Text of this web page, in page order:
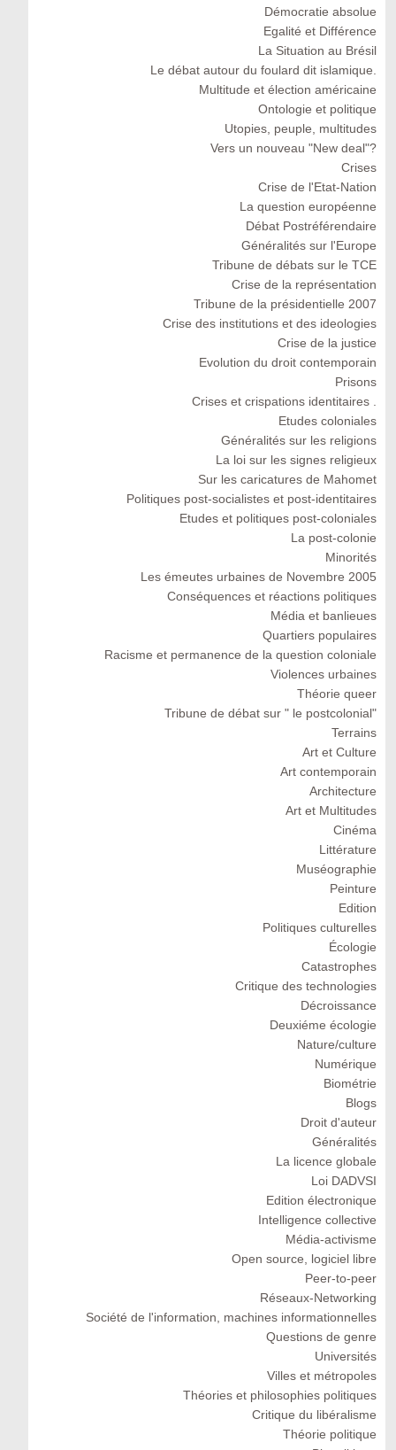
Démocratie absolue
Egalité et Différence
La Situation au Brésil
Le débat autour du foulard dit islamique.
Multitude et élection américaine
Ontologie et politique
Utopies, peuple, multitudes
Vers un nouveau "New deal"?
Crises
Crise de l'Etat-Nation
La question européenne
Débat Postréférendaire
Généralités sur l'Europe
Tribune de débats sur le TCE
Crise de la représentation
Tribune de la présidentielle 2007
Crise des institutions et des ideologies
Crise de la justice
Evolution du droit contemporain
Prisons
Crises et crispations identitaires .
Etudes coloniales
Généralités sur les religions
La loi sur les signes religieux
Sur les caricatures de Mahomet
Politiques post-socialistes et post-identitaires
Etudes et politiques post-coloniales
La post-colonie
Minorités
Les émeutes urbaines de Novembre 2005
Conséquences et réactions politiques
Média et banlieues
Quartiers populaires
Racisme et permanence de la question coloniale
Violences urbaines
Théorie queer
Tribune de débat sur " le postcolonial"
Terrains
Art et Culture
Art contemporain
Architecture
Art et Multitudes
Cinéma
Littérature
Muséographie
Peinture
Edition
Politiques culturelles
Écologie
Catastrophes
Critique des technologies
Décroissance
Deuxiéme écologie
Nature/culture
Numérique
Biométrie
Blogs
Droit d'auteur
Généralités
La licence globale
Loi DADVSI
Edition électronique
Intelligence collective
Média-activisme
Open source, logiciel libre
Peer-to-peer
Réseaux-Networking
Société de l'information, machines informationnelles
Questions de genre
Universités
Villes et métropoles
Théories et philosophies politiques
Critique du libéralisme
Théorie politique